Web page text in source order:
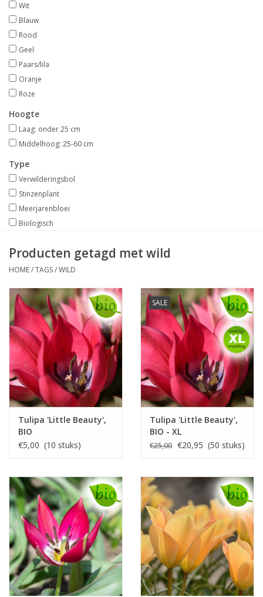
Onze tuinen!
Sterke Bollen Dagen
Nieuws
Wit
Blauw
Rood
Geel
Paars/lila
Oranje
Roze
Hoogte
Laag: onder 25 cm
Middelhoog: 25-60 cm
Type
Verwilderingsbol
Stinzenplant
Meerjarenbloei
Biologisch
Producten getagd met wild
HOME/TAGS/WILD
Tulipa 'Little Beauty',
BIO
€5,00 (10 stuks)
SALE
Tulipa 'Little Beauty',
BIO - XL
voordeelverpakking
€25,00 €20,95 (50 stuks)